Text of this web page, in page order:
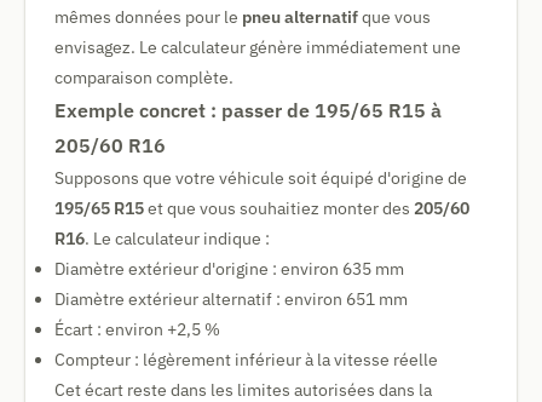
mêmes données pour le pneu alternatifque vous
envisagez. Le calculateur génère immédiatement une
comparaison complète.
Exemple concret : passer de 195/65 R15 à
205/60 R16
Supposons que votre véhicule soit équipé d'origine de
195/65 R15et que vous souhaitiez monter des 205/60
R16. Le calculateur indique :
Diamètre extérieur d'origine : environ 635 mm
Diamètre extérieur alternatif : environ 651 mm
Écart : environ +2,5 %
Compteur : légèrement inférieur à la vitesse réelle
Cet écart reste dans les limites autorisées dans la